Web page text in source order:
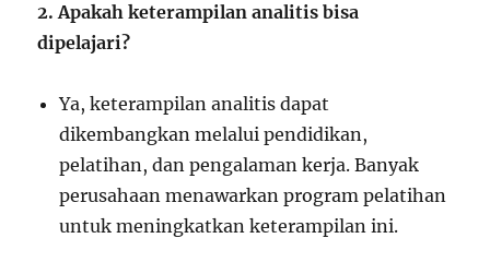
2. Apakah keterampilan analitis bisa
dipelajari?
Ya, keterampilan analitis dapat
dikembangkan melalui pendidikan,
pelatihan, dan pengalaman kerja. Banyak
perusahaan menawarkan program pelatihan
untuk meningkatkan keterampilan ini.